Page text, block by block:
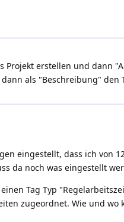
Projekt erstellen und dann
als "Beschreibung" den
eingestellt, dass ich von
da noch was eingestellt
Tag Typ
zugeordnet. Wie und